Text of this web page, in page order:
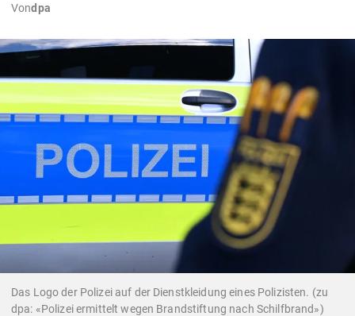
Vondpa
Das Logo der Polizei auf der Dienstkleidung eines Polizisten. (zu
dpa: «Polizei ermittelt wegen Brandstiftung nach Schilfbrand»)